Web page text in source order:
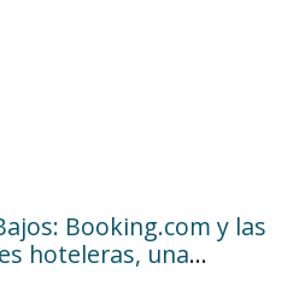
Booking.com y las
hoteleras, una